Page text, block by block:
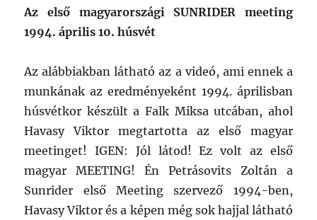
Az első magyarországi SUNRIDER meeting
1994. április 10. húsvét
Az alábbiakban látható az a videó, ami ennek a
munkának az eredményeként 1994. áprilisban
húsvétkor készült a Falk Miksa utcában, ahol
Havasy Viktor megtartotta az első magyar
meetinget! IGEN: Jól látod! Ez volt az első
magyar MEETING! Én Petrásovits Zoltán a
Sunrider első Meeting szervező 1994-ben,
Havasy Viktor és a képen még sok hajjal látható